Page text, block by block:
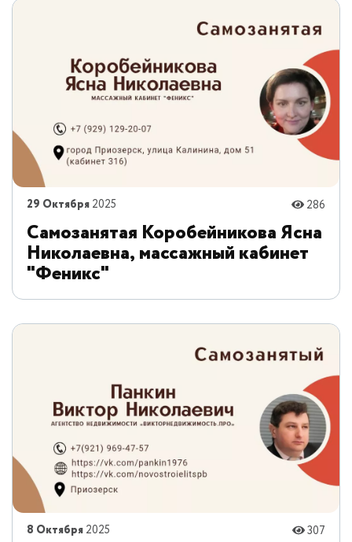
29 Октября 2025 286
Самозанятая Коробейникова Ясна
Николаевна, массажный кабинет
"Феникс"
8 Октября 2025 307